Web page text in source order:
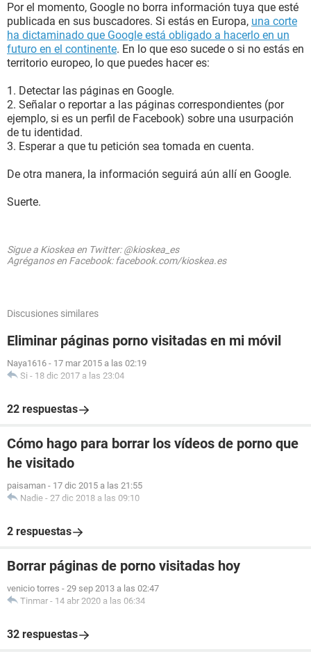
Por el momento, Google no borra información tuya que esté
publicada en sus buscadores. Si estás en Europa, una corte
ha dictaminado que Google está obligado a hacerlo en un
futuro en el continente. En lo que eso sucede o si no estás en
territorio europeo, lo que puedes hacer es:
1. Detectar las páginas en Google.
2. Señalar o reportar a las páginas correspondientes (por
ejemplo, si es un perfil de Facebook) sobre una usurpación
de tu identidad.
3. Esperar a que tu petición sea tomada en cuenta.
De otra manera, la información seguirá aún allí en Google.
Suerte.
Sigue a Kioskea en Twitter: @kioskea_es
Agréganos en Facebook: facebook.com/kioskea.es
Discusiones similares
Eliminar páginas porno visitadas en mi móvil
Naya1616 - 17 mar 2015 a las 02:19
Si - 18 dic 2017 a las 23:04
22 respuestas
Cómo hago para borrar los vídeos de porno que
he visitado
paisaman - 17 dic 2015 a las 21:55
Nadie - 27 dic 2018 a las 09:10
2 respuestas
Borrar páginas de porno visitadas hoy
venicio torres - 29 sep 2013 a las 02:47
Tinmar - 14 abr 2020 a las 06:34
32 respuestas